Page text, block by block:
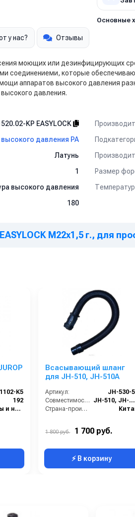
Основные
у нас? Отзывы
моющих или дезинфицирующих
соединениеми, которые
аппаратов высокого давления
давления.
KP EASYLOCK
давления PA
Латунь
1 Размер
высокого давления
180
М22х1,5 г., для
К5
192
Насосы и насосные станции
Всасывающий шланг
для JH-510, JH-510A
Артикул:
JH-530-
Совместимость:
JH-510, JH-510A
Страна-производитель:
1 800 руб. 1 700 руб.
⚡ В корзину